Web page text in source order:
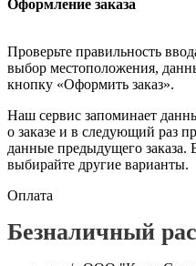
Оформление заказа
Проверьте правильность
выбор местоположения,
кнопку «Оформить заказ».
Наш сервис запоминает
о заказе и в следующий раз
данные предыдущего заказа.
выбирайте другие варианты.
Оплата
Безналичный